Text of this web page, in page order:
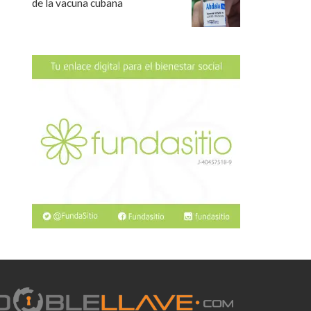
de la vacuna cubana